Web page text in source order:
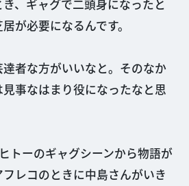
、ギャグで二頭身になったと
が必要になるんです。
者な方がいいなと。そのなか
事なはまり役になったなと思
ーのギャグシーンから物語が
レコのときに中島さんがいき